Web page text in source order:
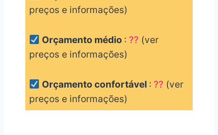
preços e informações)
Orçamento médio : ?? (ver
preços e informações)
Orçamento confortável : ?? (ver
preços e informações)